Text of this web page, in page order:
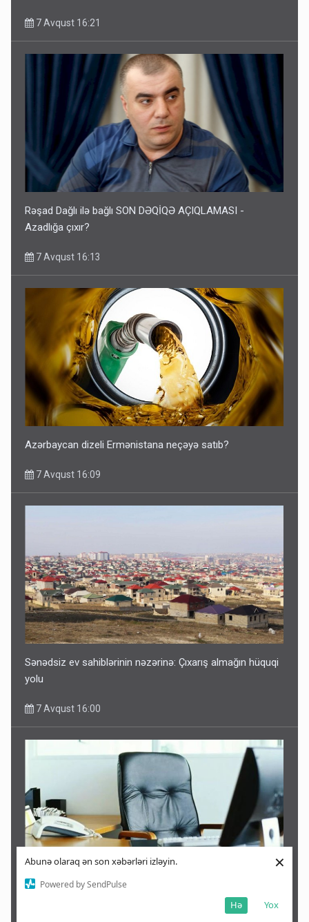
Abunə olaraq ən son xəbərləri izləyin.
Powered by SendPulse
Yox
Hə
×
7 Avqust 16:21
Rəşad Dağlı ilə bağlı SON DƏQİQƏ AÇIQLAMASI -
Azadlığa çıxır?
7 Avqust 16:13
Azərbaycan dizeli Ermənistana neçəyə satıb?
7 Avqust 16:09
Sənədsiz ev sahiblərinin nəzərinə: Çıxarış almağın hüquqi
yolu
7 Avqust 16:00
Azərbaycanda bu rayonlarda icra başçısı yoxdur -SİYAHI